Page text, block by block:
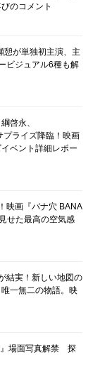
のコメント
憩が単独初主演、主
ビジュアル6種も解
啓永、
プライズ降臨！映画
ベント詳細レポー
映画『バナ穴 BANA
せた最高の空気感
結実！新しい地図の
一無二の物語。映
』場面写真解禁 探